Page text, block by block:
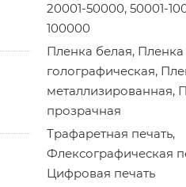
20001-50000, 50001-
100000
Пленка белая, Пленка
голографическая,
металлизированная,
прозрачная
Трафаретная печать,
Флексографическая
Цифровая печать